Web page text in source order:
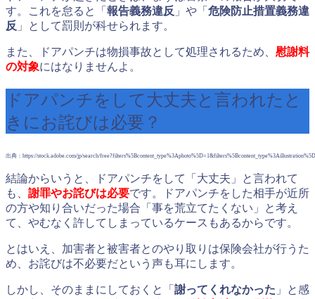
す。これを怠ると「 報告義務違反 」や「 危険防止措置義務違
反 」として罰則が科せられます。
また、ドアパンチは物損事故として処理されるため、 慰謝料
の対象にはなりませんよ。
ドアパンチをして大丈夫と言われたと
きにお詫びは必要？
出典：https://stock.adobe.com/jp/search/
結論からいうと、ドアパンチをして「大丈夫」と言われて
も、 謝罪やお詫びは必要です。ドアパンチをした相手が近所
の方や知り合いだった場合「事を荒立てたくない」と考え
て、やむなく許してしまっているケースもあるからです。
とはいえ、加害者と被害者とのやり取りは保険会社が行うた
め、お詫びは不必要だという声も耳にします。
しかし、そのままにしておくと「 謝ってくれなかった 」と感